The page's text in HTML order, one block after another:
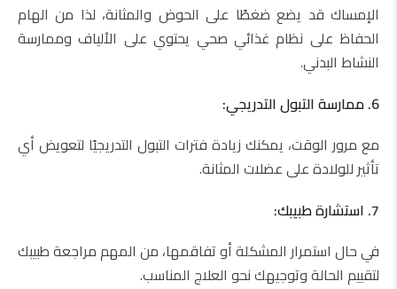
الإمساك قد يضع ضغطًا على الحوض والمثانة، لذا من الهام
الحفاظ على نظام غذائي صحي يحتوي على الألياف وممارسة
النشاط البدني.
6. ممارسة التبول التدريجي:
مع مرور الوقت، يمكنك زيادة فترات التبول التدريجيًا لتعويض أي
تأثير للولادة على عضلات المثانة.
7. استشارة طبيبك:
في حال استمرار المشكلة أو تفاقمها، من المهم مراجعة طبيبك
لتقييم الحالة وتوجيهك نحو العلاج المناسب.